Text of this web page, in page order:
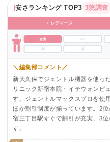
安さランキング TOP3 3院調査
♀ レディース
全身 VIO
脚
＼編集部コメント／
新大久保でジェントル機器を使っ
リニック新宿本院・イテウォンビ
す。ジェントルマックスプロを使
ほか割引制度が揃っています。2
宿三丁目駅すぐで割引が充実、3
す。